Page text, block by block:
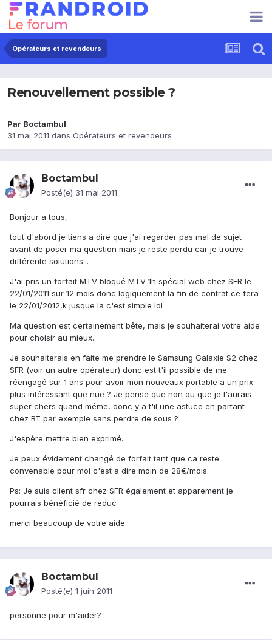
Opérateurs et revendeurs
Renouvellement possible ?
Par Boctambul
31 mai 2011 dans Opérateurs et revendeurs
Boctambul
Posté(e) 31 mai 2011
Bonjour a tous,
tout d'abord je tiens a dire que j'ai regarder pas mal de sujet
avant de poser ma question mais je reste perdu car je trouve
différente solutions...
J'ai pris un forfait MTV bloqué MTV 1h spécial web chez SFR le
22/01/2011 sur 12 mois donc logiquement la fin de contrat ce fera
le 22/01/2012,k jusque la c'est simple lol
Ma question est certainement bête, mais je souhaiterai votre aide
pour choisir au mieux.
Je souhaiterais en faite me prendre le Samsung Galaxie S2 chez
SFR (voir un autre opérateur) donc est t'il possible de me
réengagé sur 1 ans pour avoir mon nouveaux portable a un prix
plus intéressant que nue ? Je pense que non ou que je l'aurais
super chers quand même, donc y a t'il une astuce en partant
chez BT par exemple sans perdre de sous ?
J'espère mettre bien exprimé.
Je peux évidement changé de forfait tant que ca reste
convenable pour moi c'est a dire moin de 28€/mois.
Ps: Je suis client sfr chez SFR également et apparement je
pourrais bénéficié de reduc
merci beaucoup de votre aide
Boctambul
Posté(e) 1 juin 2011
personne pour m'aider?